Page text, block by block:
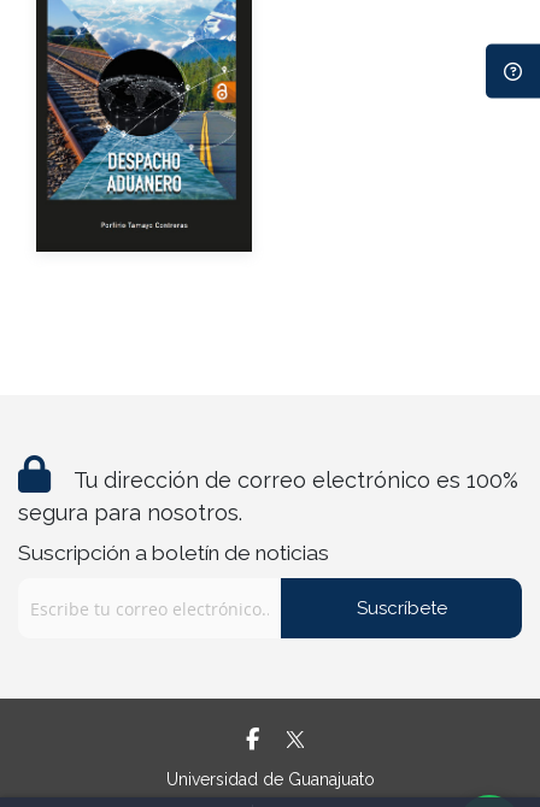
Autor
Año de edición
eBook Gratuito
Tu dirección de correo electrónico es 100%
segura para nosotros.
Suscripción a boletín de noticias
Suscríbete
Universidad de Guanajuato